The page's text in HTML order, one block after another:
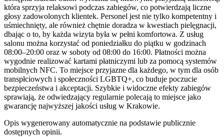
która sprzyja relaksowi podczas zabiegów, co potwierdzają liczne
głosy zadowolonych klientek. Personel jest nie tylko kompetentny i
uśmiechnięty, ale również chętnie doradza w kwestiach pielęgnacji,
dbając o to, by każda wizyta była w pełni komfortowa. Z usług
salonu można korzystać od poniedziałku do piątku w godzinach
08:00–20:00 oraz w soboty od 08:00 do 16:00. Płatności można
wygodnie realizować kartami płatniczymi lub za pomocą systemów
mobilnych NFC. To miejsce przyjazne dla każdego, w tym dla osób
transpłciowych i społeczności LGBTQ+, co buduje poczucie
bezpieczeństwa i akceptacji. Szybkie i widoczne efekty zabiegów
sprawiają, że odwiedzający regularnie polecają to miejsce jako
gwarancję najwyższej jakości usług w Krakowie.
Opis wygenerowany automatycznie na podstawie publicznie
dostępnych opinii.